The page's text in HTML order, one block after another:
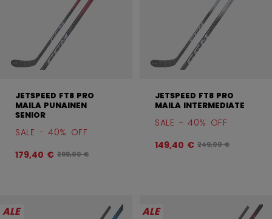
JETSPEED FT8 PRO
MAILA PUNAINEN
SENIOR
SALE - 40% OFF
179,40 € Alkuperäinen hinta ennen alennusta oli
299,00 €
JETSPEED FT8 PRO
MAILA INTERMEDIATE
SALE - 40% OFF
149,40 € Alkuperäinen hinta
249,00 €
ALE ALE